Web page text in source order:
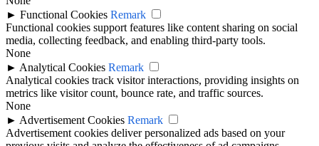
► Functional Cookies Remark
Functional cookies support features like content sharing on social
media, collecting feedback, and enabling third-party tools.
None
► Analytical Cookies Remark
Analytical cookies track visitor interactions, providing insights on
metrics like visitor count, bounce rate, and traffic sources.
None
► Advertisement Cookies Remark
Advertisement cookies deliver personalized ads based on your